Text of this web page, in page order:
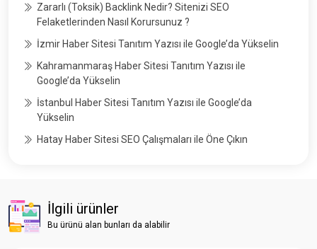
Zararlı (Toksik) Backlink Nedir? Sitenizi SEO
Felaketlerinden Nasıl Korursunuz ?
İzmir Haber Sitesi Tanıtım Yazısı ile Google’da Yükselin
Kahramanmaraş Haber Sitesi Tanıtım Yazısı ile
Google’da Yükselin
İstanbul Haber Sitesi Tanıtım Yazısı ile Google’da
Yükselin
Hatay Haber Sitesi SEO Çalışmaları ile Öne Çıkın
İlgili ürünler
Bu ürünü alan bunları da alabilir